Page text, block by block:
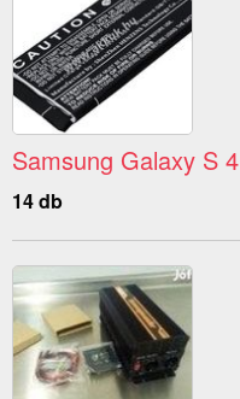
Samsung Galaxy S 4
14 db